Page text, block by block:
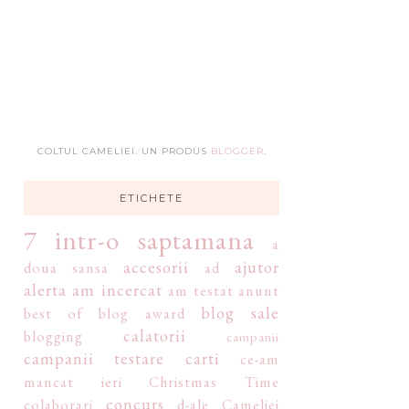
COLTUL CAMELIEI. UN PRODUS BLOGGER.
ETICHETE
7 intr-o saptamana
a
doua sansa
accesorii ad
ajutor
alerta am incercat am testat anunt
best of
blog award blog sale
blogging calatorii campanii
campanii testare carti
ce-am
mancat ieri
Christmas Time
colaborari
concurs d-ale Cameliei